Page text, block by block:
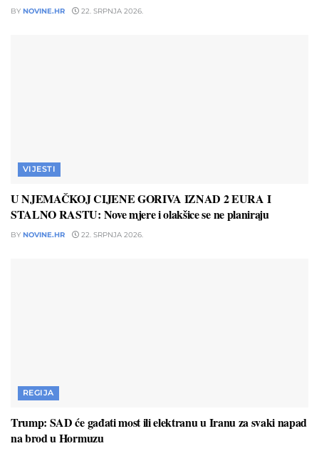
BY NOVINE.HR 22. SRPNJA 2026.
VIJESTI
U NJEMAČKOJ CIJENE GORIVA IZNAD 2 EURA I
STALNO RASTU: Nove mjere i olakšice se ne planiraju
BY NOVINE.HR 22. SRPNJA 2026.
REGIJA
Trump: SAD će gađati most ili elektranu u Iranu za svaki napad
na brod u Hormuzu